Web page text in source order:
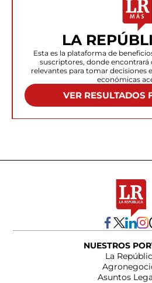
LA
Esta es la plataforma de
suscriptores, donde
relevantes para tomar decisiones
económicas
VER RESULTADOS
NUESTROS
La
Asuntos